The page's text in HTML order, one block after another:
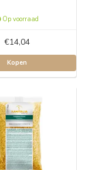
Op voorraad
€14,04
Kopen